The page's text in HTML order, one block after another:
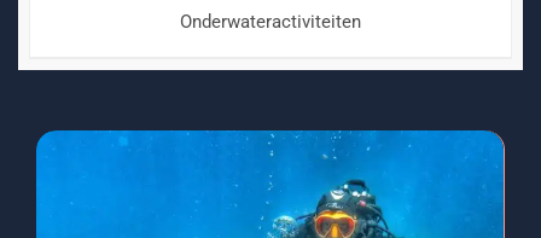
Onderwateractiviteiten